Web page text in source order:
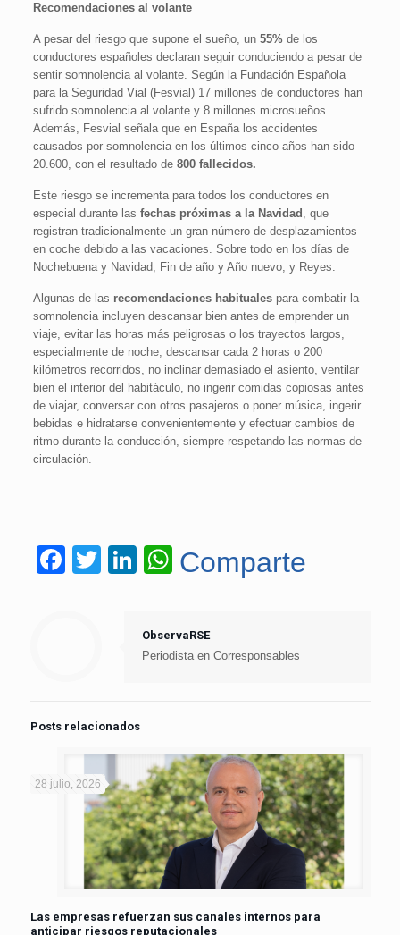
Recomendaciones al volante
A pesar del riesgo que supone el sueño, un55% de los
conductores españoles declaran seguir conduciendo a pesar de
sentir somnolencia al volante. Según la Fundación Española
para la Seguridad Vial (Fesvial) 17 millones de conductores han
sufrido somnolencia al volante y 8 millones microsueños.
Además, Fesvial señala que en España los accidentes
causados por somnolencia en los últimos cinco años han sido
20.600, con el resultado de800 fallecidos.
Este riesgo se incrementa para todos los conductores en
especial durante lasfechas próximas a la Navidad , que
registran tradicionalmente un gran número de desplazamientos
en coche debido a las vacaciones. Sobre todo en los días de
Nochebuena y Navidad, Fin de año y Año nuevo, y Reyes.
Algunas de las recomendaciones habituales para combatir la
somnolencia incluyen descansar bien antes de emprender un
viaje, evitar las horas más peligrosas o los trayectos largos,
especialmente de noche; descansar cada 2 horas o 200
kilómetros recorridos, no inclinar demasiado el asiento, ventilar
bien el interior del habitáculo, no ingerir comidas copiosas antes
de viajar, conversar con otros pasajeros o poner música, ingerir
bebidas e hidratarse convenientemente y efectuar cambios de
ritmo durante la conducción, siempre respetando las normas de
circulación.
Facebook
TwitterLinkedIn
WhatsApp
Comparte
ObservaRSE
Periodista en Corresponsables
Posts relacionados
28 julio, 2026
Las empresas refuerzan sus canales internos para
anticipar riesgos reputacionales